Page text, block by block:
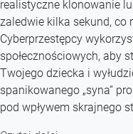
realistyczne klonowanie
zaledwie kilka sekund, co
Cyberprzestępcy
społecznościowych, aby
Twojego dziecka i
spanikowanego „syna”
pod wpływem skrajnego